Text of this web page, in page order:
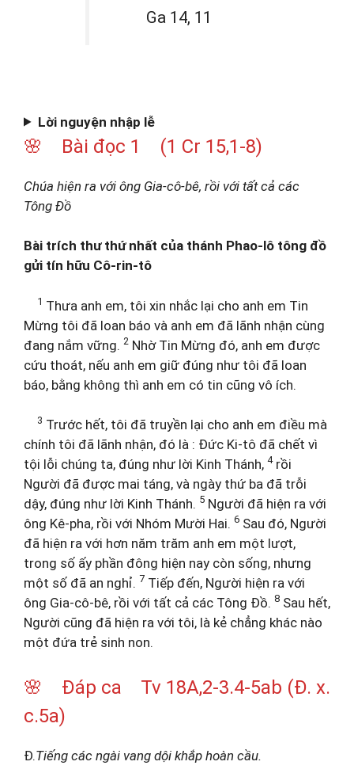
Ga 14, 11
Lời nguyện nhập lễ
🌸 Bài đọc 1 (1 Cr 15,1-8)
Chúa hiện ra với ông Gia-cô-bê, rồi với tất cả các
Tông Đồ
Bài trích thư thứ nhất của thánh Phao-lô tông đồ
gửi tín hữu Cô-rin-tô
1 Thưa anh em, tôi xin nhắc lại cho anh em Tin
Mừng tôi đã loan báo và anh em đã lãnh nhận cùng
đang nắm vững. 2 Nhờ Tin Mừng đó, anh em được
cứu thoát, nếu anh em giữ đúng như tôi đã loan
báo, bằng không thì anh em có tin cũng vô ích.
3 Trước hết, tôi đã truyền lại cho anh em điều mà
chính tôi đã lãnh nhận, đó là : Đức Ki-tô đã chết vì
tội lỗi chúng ta, đúng như lời Kinh Thánh, 4rồi
Người đã được mai táng, và ngày thứ ba đã trỗi
dậy, đúng như lời Kinh Thánh. 5 Người đã hiện ra với
ông Kê-pha, rồi với Nhóm Mười Hai. 6 Sau đó, Người
đã hiện ra với hơn năm trăm anh em một lượt,
trong số ấy phần đông hiện nay còn sống, nhưng
một số đã an nghỉ. 7 Tiếp đến, Người hiện ra với
ông Gia-cô-bê, rồi với tất cả các Tông Đồ. 8 Sau hết,
Người cũng đã hiện ra với tôi, là kẻ chẳng khác nào
một đứa trẻ sinh non.
🌸 Đáp ca Tv 18A,2-3.4-5ab (Đ. x.
c.5a)
Đ.Tiếng các ngài vang dội khắp hoàn cầu.